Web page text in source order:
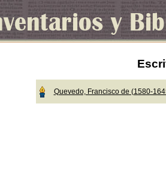
Quevedo, Francisco de (1580-